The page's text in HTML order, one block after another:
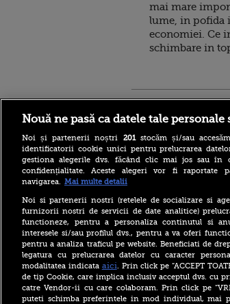
mai mare
lume, in pofida
economiei. Ce
schimbare in
româncă a fost arestată
Germania pentru
favoarea Rusiei
Alerta West Nile: două
persoane au murit, iar
numărul cazurilor a
10. Măsurile de protecție
împotriva țânțarilor
Ce le-a spus Donald
donatorilor despre
Nouă ne pasă ca datele tale
Noi și partenerii noștri 201stocăm și/sau
identificatorii cookie unici pentru prelucrarea
gestiona alegerile dvs. făcând clic mai jos sau
confidențialitate. Aceste alegeri vor fi
navigarea. Mai multe detalii
Noi si partenerii nostri (retelele de socializare si
furnizorii nostri de servicii de date analitice)
functioneze, pentru a personaliza continutul si
interesele si/sau profilul dvs., pentru a va oferi
pentru a analiza traficul pe website. Beneficiati de
legatura cu prelucrarea datelor cu caracter
modalitatea indicata aici. Prin click pe “ACCEPT
de tip Cookie, care implica inclusiv acceptul dvs. cu
catre Vendor-ii cu care colaboram. Prin click pe
puteti schimba preferintele in mod individual, mai